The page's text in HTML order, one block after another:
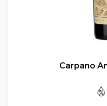
Carpano